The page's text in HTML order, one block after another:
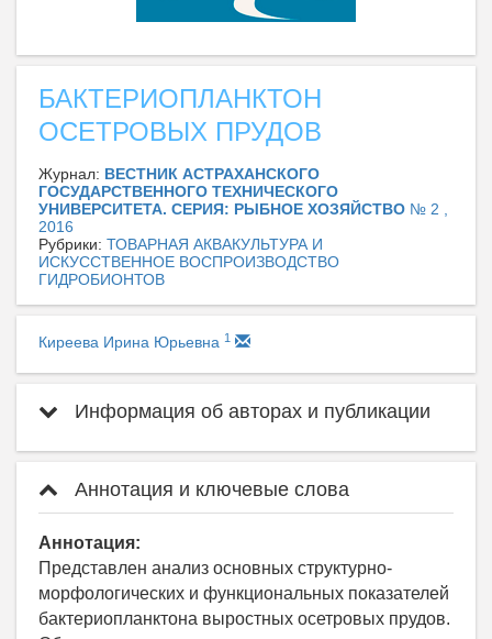
БАКТЕРИОПЛАНКТОН
ОСЕТРОВЫХ ПРУДОВ
Журнал: ВЕСТНИК АСТРАХАНСКОГО
ГОСУДАРСТВЕННОГО ТЕХНИЧЕСКОГО
УНИВЕРСИТЕТА. СЕРИЯ: РЫБНОЕ ХОЗЯЙСТВО № 2 ,
2016
Рубрики: ТОВАРНАЯ АКВАКУЛЬТУРА И
ИСКУССТВЕННОЕ ВОСПРОИЗВОДСТВО
ГИДРОБИОНТОВ
Киреева Ирина Юрьевна 1
Информация об авторах и публикации
Аннотация и ключевые слова
Аннотация:
Представлен анализ основных структурно-
морфологических и функциональных показателей
бактериопланктона выростных осетровых прудов.